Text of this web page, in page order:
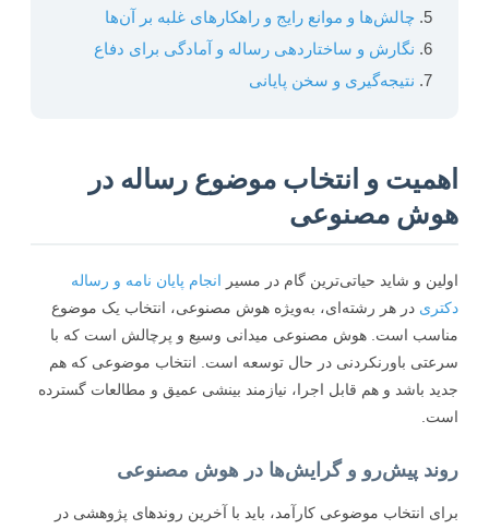
چالش‌ها و موانع رایج و راهکارهای غلبه بر آن‌ها
نگارش و ساختاردهی رساله و آمادگی برای دفاع
نتیجه‌گیری و سخن پایانی
و انتخاب موضوع رساله در
مصنوعی
و شاید حیاتی‌ترین گام در مسیر انجام پایان نامه و رساله
در هر رشته‌ای، به‌ویژه هوش مصنوعی، انتخاب یک موضوع
است. هوش مصنوعی میدانی وسیع و پرچالش است که با
باورنکردنی در حال توسعه است. انتخاب موضوعی که هم
باشد و هم قابل اجرا، نیازمند بینشی عمیق و مطالعات گسترده
پیش‌رو و گرایش‌ها در هوش مصنوعی
انتخاب موضوعی کارآمد، باید با آخرین روندهای پژوهشی در